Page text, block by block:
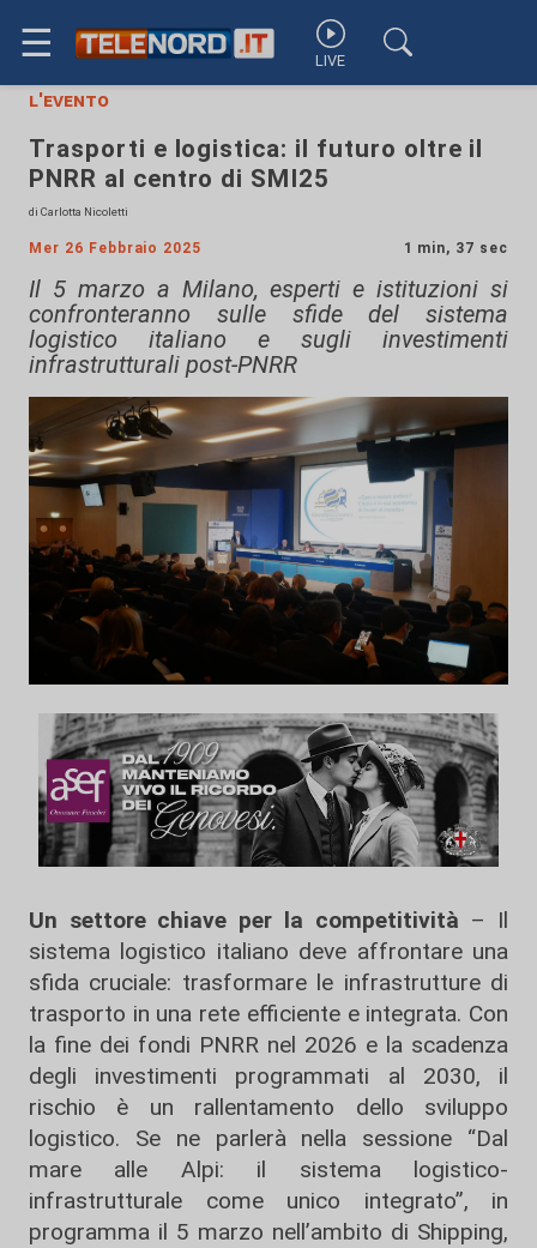
☰ LIVE
l'evento
Trasporti e logistica: il futuro oltre il
PNRR al centro di SMI25
di Carlotta Nicoletti
Mer 26 Febbraio 2025 1 min, 37 sec
Il 5 marzo a Milano, esperti e istituzioni si
confronteranno sulle sfide del sistema
logistico italiano e sugli investimenti
infrastrutturali post-PNRR
Un settore chiave per la competitività – Il
sistema logistico italiano deve affrontare una
sfida cruciale: trasformare le infrastrutture di
trasporto in una rete efficiente e integrata. Con
la fine dei fondi PNRR nel 2026 e la scadenza
degli investimenti programmati al 2030, il
rischio è un rallentamento dello sviluppo
logistico. Se ne parlerà nella sessione “Dal
mare alle Alpi: il sistema logistico-
infrastrutturale come unico integrato”, in
programma il 5 marzo nell’ambito di Shipping,